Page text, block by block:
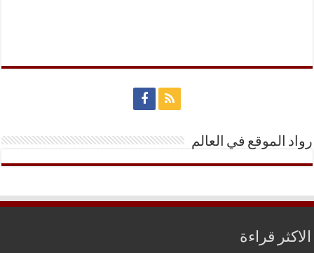
رواد الموقع في العالم
الاكثر قراءة